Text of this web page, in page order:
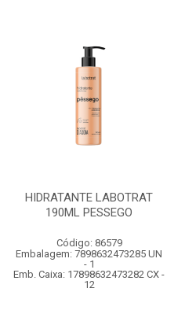
HIDRATANTE LABOTRAT
190ML PESSEGO
Código: 86579
Embalagem: 7898632473285 UN
- 1
Emb. Caixa: 17898632473282 CX -
12